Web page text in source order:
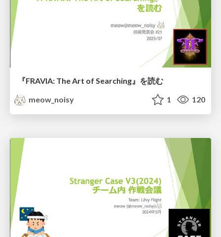
『FRAVIA: The Art of Searching』を読む
meow_noisy
1 120